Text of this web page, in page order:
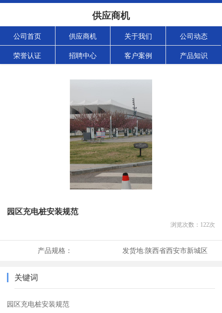
供应商机
公司首页 供应商机 关于我们 公司动态
荣誉认证 招聘中心 客户案例 产品知识
园区充电桩安装规范
浏览次数： 122次
产品规格： 发货地:陕西省西安市新城区
关键词
园区充电桩安装规范